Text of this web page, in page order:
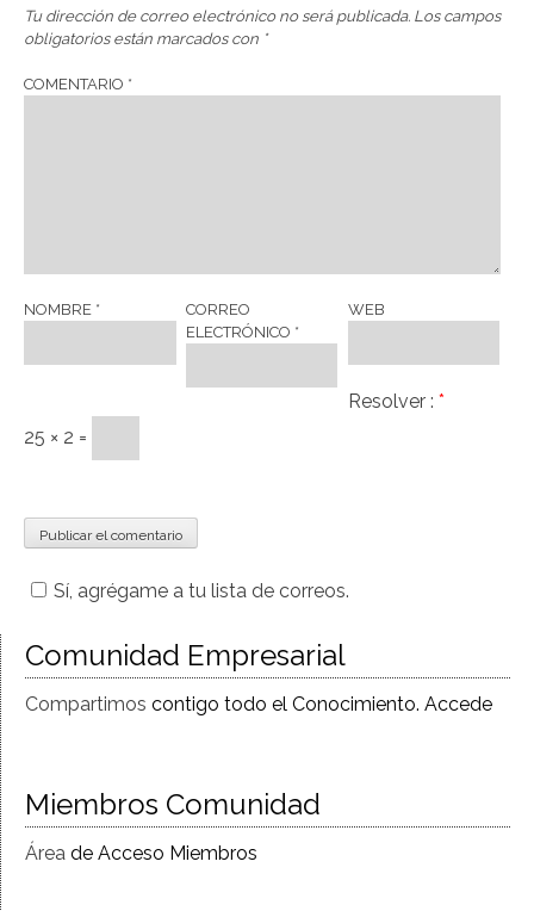
Tu dirección de correo electrónico no será publicada. Los campos
obligatorios están marcados con *
COMENTARIO *
NOMBRE *
CORREO
ELECTRÓNICO *
WEB
Resolver : *
25 × 2 =
Sí, agrégame a tu lista de correos.
Comunidad Empresarial
Compartimos contigo todo el Conocimiento. Accede
Miembros Comunidad
Área de Acceso Miembros